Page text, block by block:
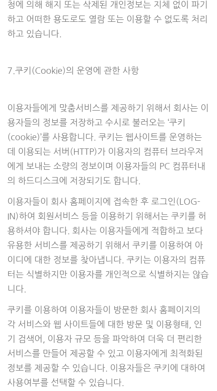
청에 의해 해지 또는 삭제된 개인정보는 지체 없이 파기
하고 어떠한 용도로도 열람 또는 이용할 수 없도록 처리
하고 있습니다.
7.쿠키(Cookie)의 운영에 관한 사항
이용자들에게 맞춤서비스를 제공하기 위해서 회사는 이
용자들의 정보를 저장하고 수시로 불러오는 ‘쿠키
(cookie)’를 사용합니다. 쿠키는 웹사이트를 운영하는
데 이용되는 서버(HTTP)가 이용자의 컴퓨터 브라우저
에게 보내는 소량의 정보이며 이용자들의 PC 컴퓨터내
의 하드디스크에 저장되기도 합니다.
이용자들이 회사 홈페이지에 접속한 후 로그인(LOG-
IN)하여 회원서비스 등을 이용하기 위해서는 쿠키를 허
용하셔야 합니다. 회사는 이용자들에게 적합하고 보다
유용한 서비스를 제공하기 위해서 쿠키를 이용하여 아
이디에 대한 정보를 찾아냅니다. 쿠키는 이용자의 컴퓨
터는 식별하지만 이용자를 개인적으로 식별하지는 않습
니다.
쿠키를 이용하여 이용자들이 방문한 회사 홈페이지의
각 서비스와 웹 사이트들에 대한 방문 및 이용형태, 인
기 검색어, 이용자 규모 등을 파악하여 더욱 더 편리한
서비스를 만들어 제공할 수 있고 이용자에게 최적화된
정보를 제공할 수 있습니다. 이용자들은 쿠키에 대하여
사용여부를 선택할 수 있습니다.